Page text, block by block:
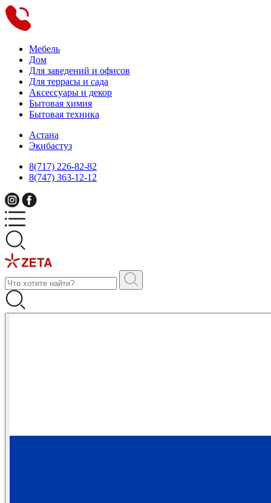
Мебель
Дом
Для заведений и офисов
Для террасы и сада
Аксессуары и декор
Бытовая химия
Бытовая техника
Астана
Экибастуз
8(717) 226-82-82
8(747) 363-12-12